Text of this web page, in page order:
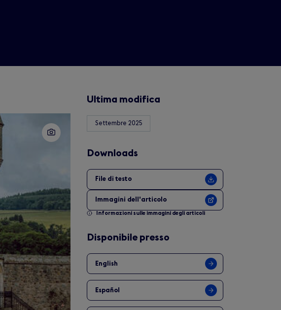
Ultima modifica
Settembre 2025
Downloads
File di testo
Immagini dell'articolo
Informazioni sulle immagini degli articoli
Disponibile presso
English
Español